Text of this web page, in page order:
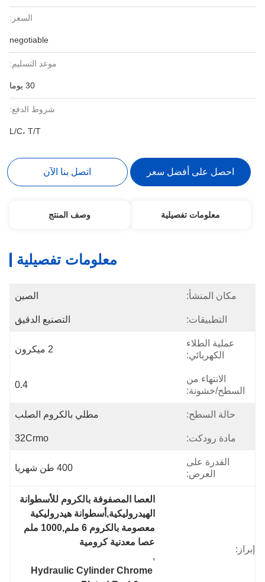
السعر:
negotiable
موعد التسليم:
30 يوما
شروط الدفع:
L/C، T/T
احصل على أفضل سعر اتصل بنا الآن
معلومات تفصيلية وصف المنتج
معلومات تفصيلية
مكان المنشأ: الصين
التطبيقات: التصنيع الدقيق
عملية الطلاء
الكهربائي:
2 ميكرون
الانتهاء من
السطح/خشونة:
0.4
حالة السطح: مطلي بالكروم الصلب
مادة رودكت: 32Crmo
القدرة على
العرض:
400 طن شهريا
إبراز:
العصا المصفوفة بالكروم للأسطوانة
الهيدروليكية,أسطوانة هيدروليكية
معصومة بالكروم 6 ملم,1000 ملم
عصا معدنية كرومية
,
Hydraulic Cylinder Chrome